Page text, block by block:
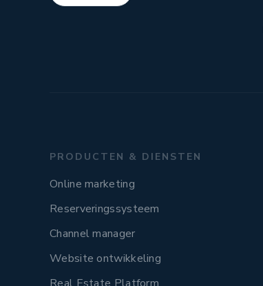
PRODUCTEN & DIENSTEN
Online marketing
Reserveringssysteem
Channel manager
Website ontwikkeling